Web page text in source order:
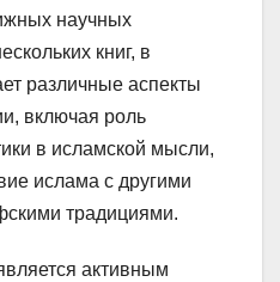
научных
книг, в
различные аспекты
включая роль
в исламской мысли,
ислама с другими
традициями.
активным